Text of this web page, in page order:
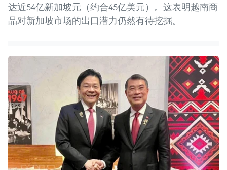
达近54亿新加坡元（约合45亿美元）。这表明越南商
品对新加坡市场的出口潜力仍然有待挖掘。